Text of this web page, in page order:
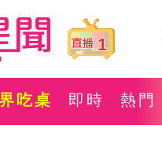
1
吃桌 即時 熱門